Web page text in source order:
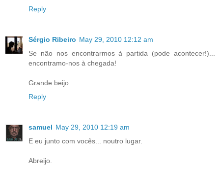
Reply
Sérgio Ribeiro May 29, 2010 12:12 am
Se não nos encontrarmos à partida (pode acontecer!)...
encontramo-nos à chegada!
Grande beijo
Reply
samuel May 29, 2010 12:19 am
E eu junto com vocês... noutro lugar.
Abreijo.